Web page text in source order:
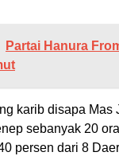
Partai Hanura
karib disapa
sebanyak 20
persen dari 8